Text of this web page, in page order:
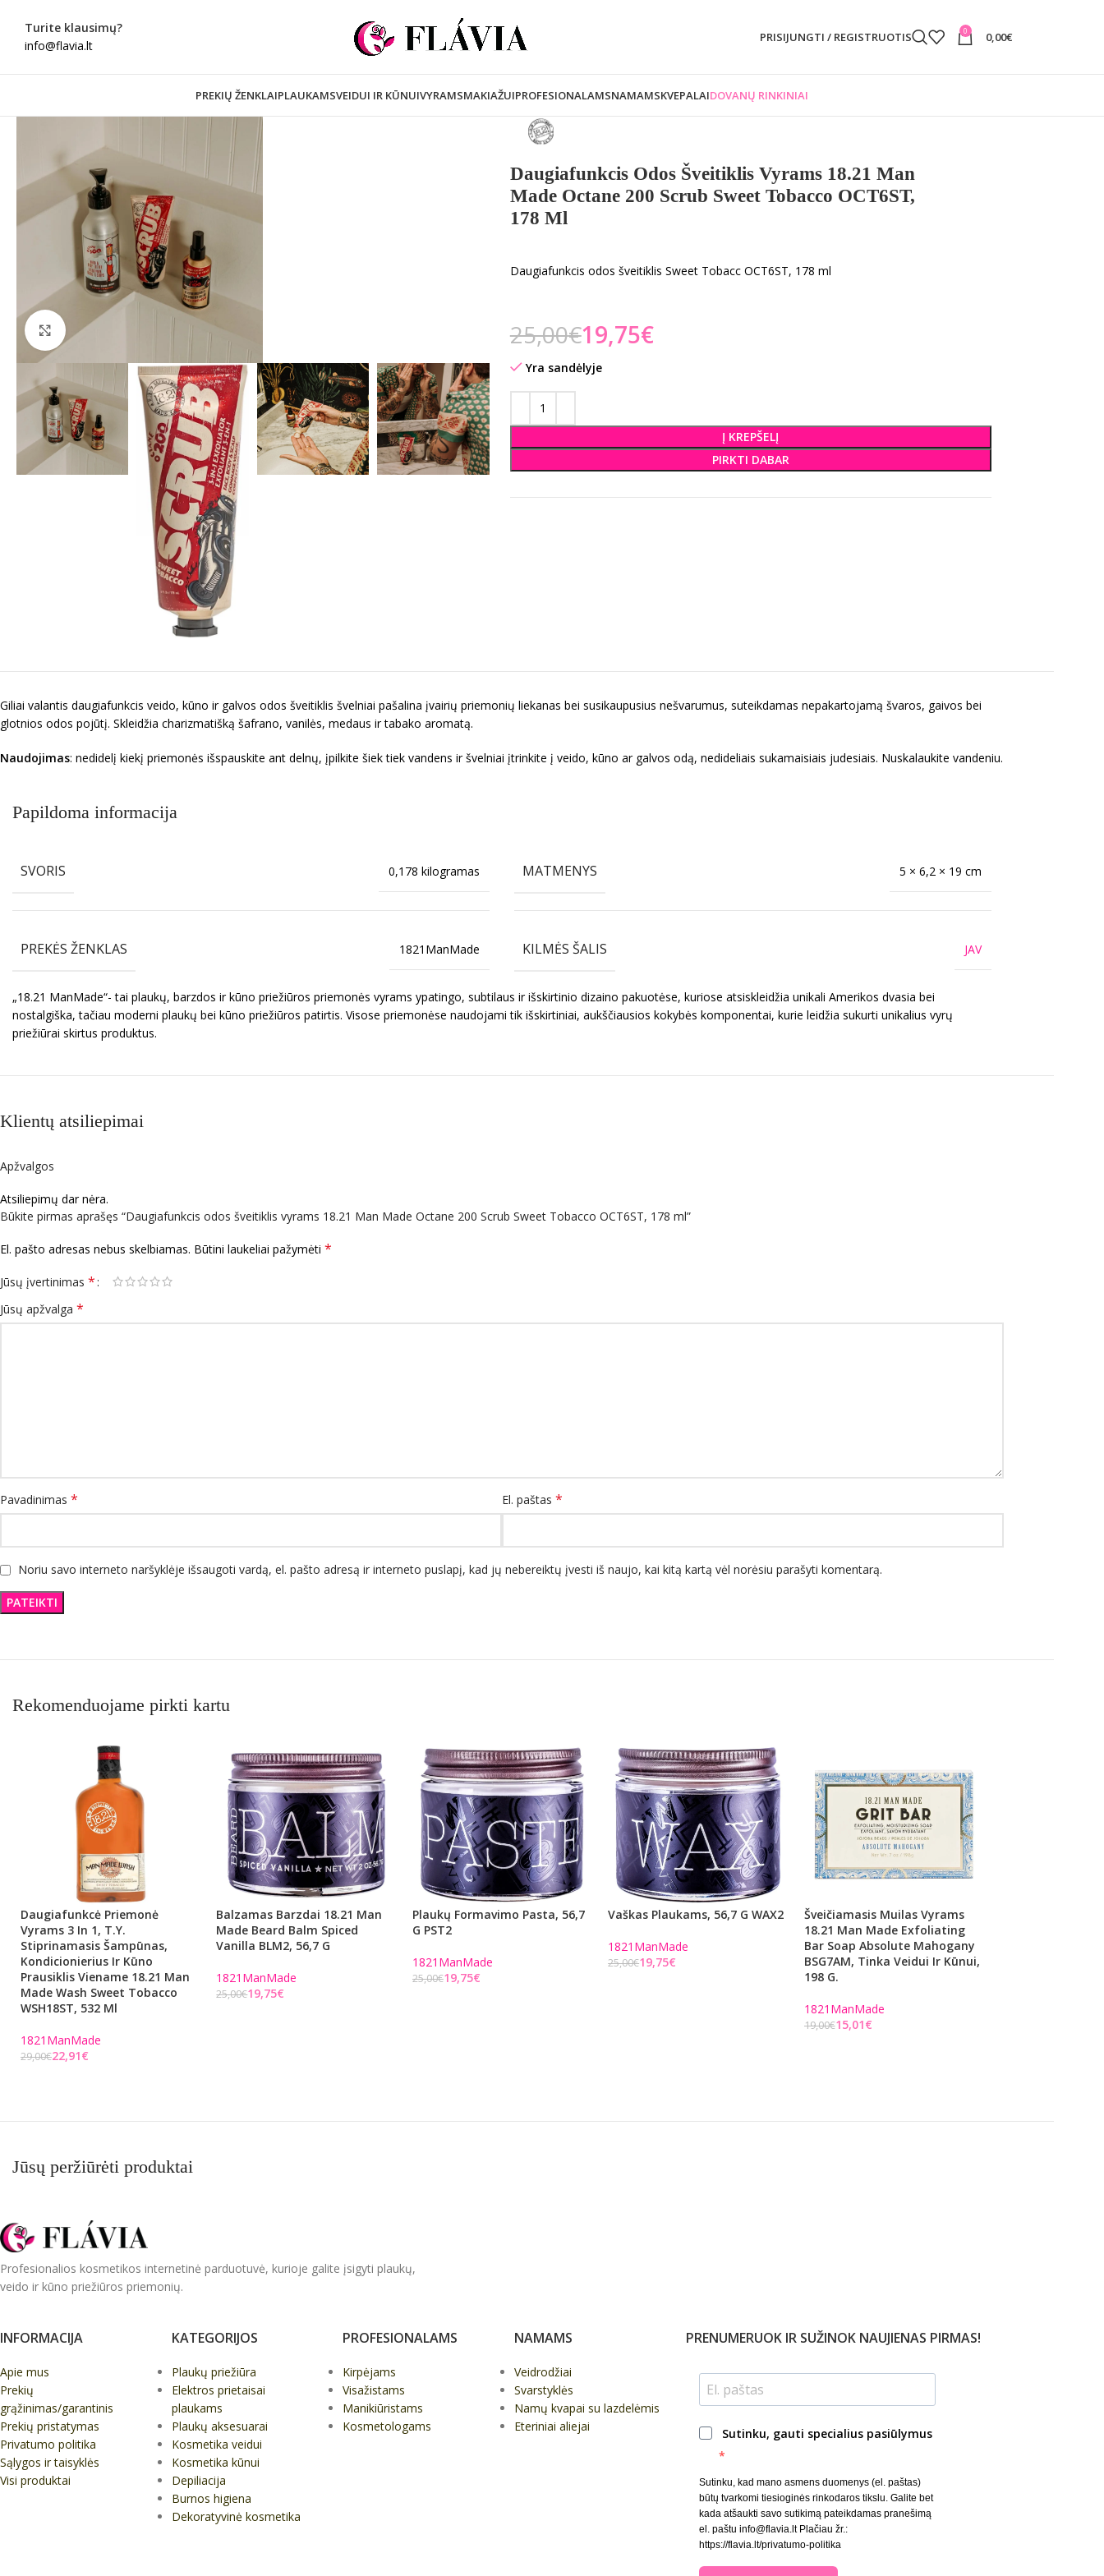
Turite klausimų?
info@flavia.lt
PRISIJUNGTI / REGISTRUOTIS 0 0,00€
PREKIŲ ŽENKLAIPLAUKAMSVEIDUI IR KŪNUIVYRAMSMAKIAŽUIPROFESIONALAMSNAMAMSKVEPALAIDOVANŲ RINKINIAI
Spustelėkite norėdami padidinti
Daugiafunkcis Odos Šveitiklis Vyrams 18.21 Man
Made Octane 200 Scrub Sweet Tobacco OCT6ST,
178 Ml
Daugiafunkcis odos šveitiklis Sweet Tobacc OCT6ST, 178 ml
25,00€19,75€
Yra sandėlyje
Į KREPŠELĮ
PIRKTI DABAR
Giliai valantis daugiafunkcis veido, kūno ir galvos odos šveitiklis švelniai pašalina įvairių priemonių liekanas bei susikaupusius nešvarumus, suteikdamas nepakartojamą švaros, gaivos bei
glotnios odos pojūtį. Skleidžia charizmatišką šafrano, vanilės, medaus ir tabako aromatą.
Naudojimas: nedidelį kiekį priemonės išspauskite ant delnų, įpilkite šiek tiek vandens ir švelniai įtrinkite į veido, kūno ar galvos odą, nedideliais sukamaisiais judesiais. Nuskalaukite vandeniu.
Papildoma informacija
SVORIS 0,178 kilogramas MATMENYS 5 × 6,2 × 19 cm
PREKĖS ŽENKLAS 1821ManMade KILMĖS ŠALIS JAV
„18.21 ManMade“- tai plaukų, barzdos ir kūno priežiūros priemonės vyrams ypatingo, subtilaus ir išskirtinio dizaino pakuotėse, kuriose atsiskleidžia unikali Amerikos dvasia bei
nostalgiška, tačiau moderni plaukų bei kūno priežiūros patirtis. Visose priemonėse naudojami tik išskirtiniai, aukščiausios kokybės komponentai, kurie leidžia sukurti unikalius vyrų
priežiūrai skirtus produktus.
Klientų atsiliepimai
Apžvalgos
Atsiliepimų dar nėra.
Būkite pirmas aprašęs “Daugiafunkcis odos šveitiklis vyrams 18.21 Man Made Octane 200 Scrub Sweet Tobacco OCT6ST, 178 ml”
El. pašto adresas nebus skelbiamas. Būtini laukeliai pažymėti *
Jūsų įvertinimas *
Jūsų apžvalga *
Pavadinimas * El. paštas *
Noriu savo interneto naršyklėje išsaugoti vardą, el. pašto adresą ir interneto puslapį, kad jų nebereiktų įvesti iš naujo, kai kitą kartą vėl norėsiu parašyti komentarą.
Rekomenduojame pirkti kartu
Daugiafunkcė Priemonė
Vyrams 3 In 1, T.y.
Stiprinamasis Šampūnas,
Kondicionierius Ir Kūno
Prausiklis Viename 18.21 Man
Made Wash Sweet Tobacco
WSH18ST, 532 Ml
1821ManMade
29,00€22,91€
Balzamas Barzdai 18.21 Man
Made Beard Balm Spiced
Vanilla BLM2, 56,7 G
1821ManMade
25,00€19,75€
Plaukų Formavimo Pasta, 56,7
G PST2
1821ManMade
25,00€19,75€
Vaškas Plaukams, 56,7 G WAX2
1821ManMade
25,00€19,75€
Šveičiamasis Muilas Vyrams
18.21 Man Made Exfoliating
Bar Soap Absolute Mahogany
BSG7AM, Tinka Veidui Ir Kūnui,
198 G.
1821ManMade
19,00€15,01€
Jūsų peržiūrėti produktai
Profesionalios kosmetikos internetinė parduotuvė, kurioje galite įsigyti plaukų,
veido ir kūno priežiūros priemonių.
INFORMACIJA
Apie mus
Prekių
grąžinimas/garantinis
Prekių pristatymas
Privatumo politika
Sąlygos ir taisyklės
Visi produktai
KATEGORIJOS
Plaukų priežiūra
Elektros prietaisai
plaukams
Plaukų aksesuarai
Kosmetika veidui
Kosmetika kūnui
Depiliacija
Burnos higiena
Dekoratyvinė kosmetika
PROFESIONALAMS
Kirpėjams
Visažistams
Manikiūristams
Kosmetologams
NAMAMS
Veidrodžiai
Svarstyklės
Namų kvapai su lazdelėmis
Eteriniai aliejai
PRENUMERUOK IR SUŽINOK NAUJIENAS PIRMAS!
Sutinku, gauti specialius pasiūlymus
Sutinku, kad mano asmens duomenys (el. paštas)
būtų tvarkomi tiesioginės rinkodaros tikslu. Galite bet
kada atšaukti savo sutikimą pateikdamas pranešimą
el. paštu info@flavia.lt Plačiau žr.:
https://flavia.lt/privatumo-politika